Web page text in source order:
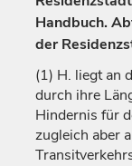
Handbuch.
der
(1) H. liegt an
durch ihre
Hindernis für
zugleich aber